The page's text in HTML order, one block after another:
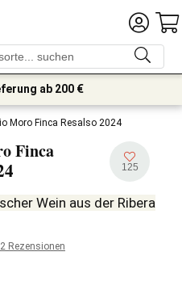
ab 200 €
Moro Finca Resalso 2024
Finca
125
Wein aus der Ribera
Rezensionen